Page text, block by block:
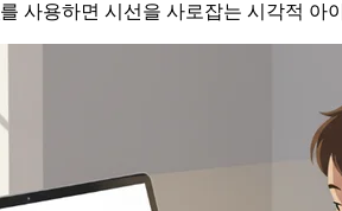
를 사용하면 시선을 사로잡는 시각적 아